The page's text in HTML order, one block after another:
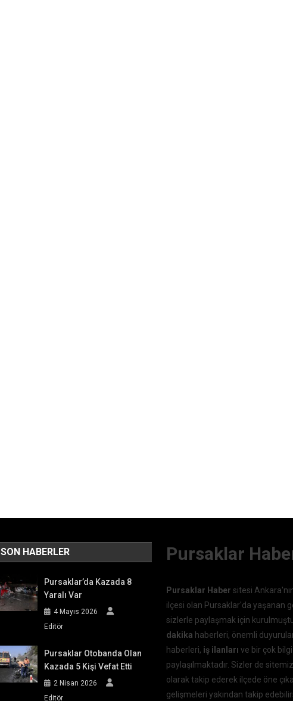
SON HABERLER
Pursaklar’da Kazada 8
Yaralı Var
4 Mayıs 2026
Editör
Pursaklar Otobanda Olan
Kazada 5 Kişi Vefat Etti
2 Nisan 2026
Editör
Pursaklar
Pursaklar Haber sitesi
ilçesi olan Pursaklar'da yaşanan
sizlerle paylaşmak için
dakika haberleri, önemli
haberleri, iş ilanlarıve bir çok
paylaşılmaktadır. Sizler de
olarak takip ederek ilçede öne
gelişmeleri yakından takip